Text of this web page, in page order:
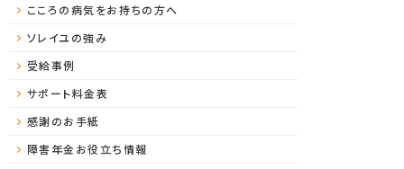
こころの病気をお持ちの方へ
ソレイユの強み
受給事例
サポート料金表
感謝のお手紙
障害年金お役立ち情報